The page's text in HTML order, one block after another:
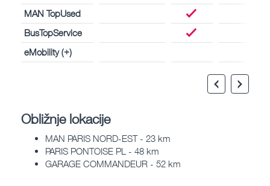
MAN TopUsed
BusTopService
eMobility (+)
Obližnje lokacije
MAN PARIS NORD-EST - 23 km
PARIS PONTOISE PL - 48 km
GARAGE COMMANDEUR - 52 km